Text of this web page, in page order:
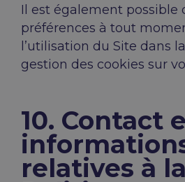
Il est également possible
préférences à tout
l’utilisation du Site dans
gestion des cookies sur
10. Contact
relatives à la